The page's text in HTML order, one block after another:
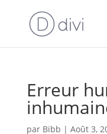
Erreur
par Bibb | Août 3,